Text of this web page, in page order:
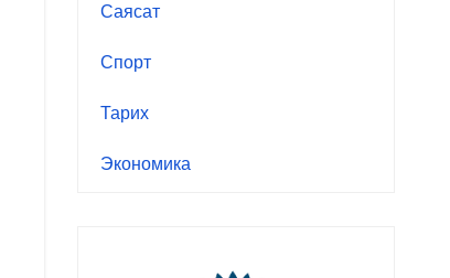
Саясат
Спорт
Тарих
Экономика